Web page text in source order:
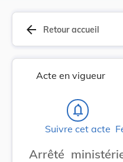
arrow_back Retour accueil
Acte en vigueur
notifications_none
Suivre cet acte
Arrêté